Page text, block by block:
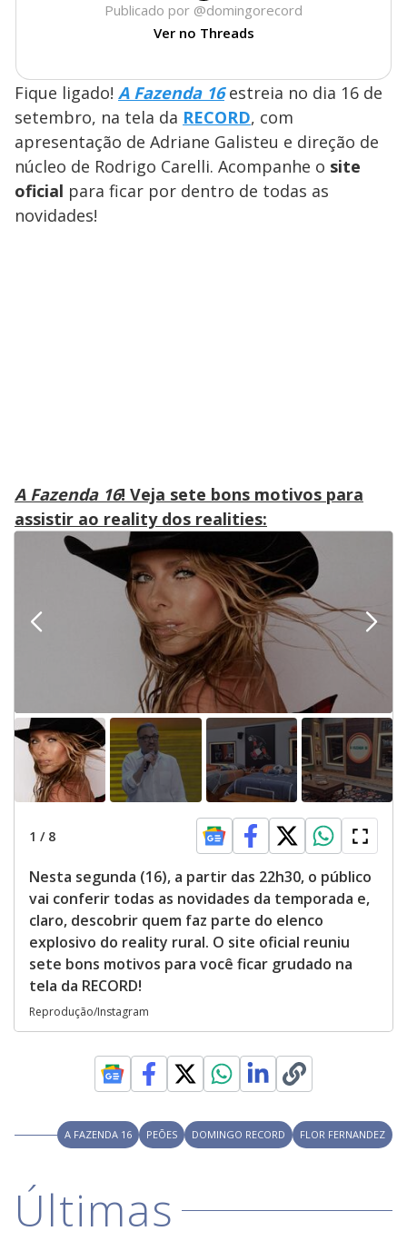
Publicado por @domingorecord
Ver no Threads
Fique ligado! A Fazenda 16estreia no dia 16 de
setembro, na tela da RECORD, com
apresentação de Adriane Galisteu e direção de
núcleo de Rodrigo Carelli. Acompanhe o site
oficial para ficar por dentro de todas as
novidades!
A Fazenda 16! Veja sete bons motivos para
assistir ao reality dos realities:
1 / 8
Nesta segunda (16), a partir das 22h30, o público
vai conferir todas as novidades da temporada e,
claro, descobrir quem faz parte do elenco
explosivo do reality rural. O site oficial reuniu
sete bons motivos para você ficar grudado na
tela da RECORD!
Reprodução/Instagram
A FAZENDA 16 PEÕES DOMINGO RECORD FLOR FERNANDEZ
Últimas